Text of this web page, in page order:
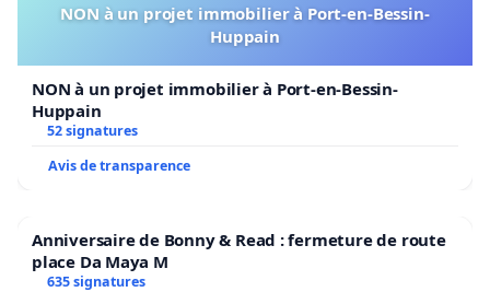
NON à un projet immobilier à Port-en-Bessin-
Huppain
NON à un projet immobilier à Port-en-Bessin-
Huppain
52 signatures
Avis de transparence
Anniversaire de Bonny & Read : fermeture de route
place Da Maya M
635 signatures